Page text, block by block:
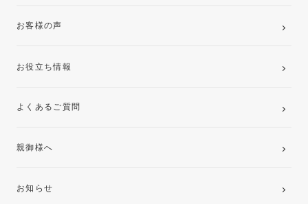
お客様の声
お役立ち情報
よくあるご質問
親御様へ
お知らせ